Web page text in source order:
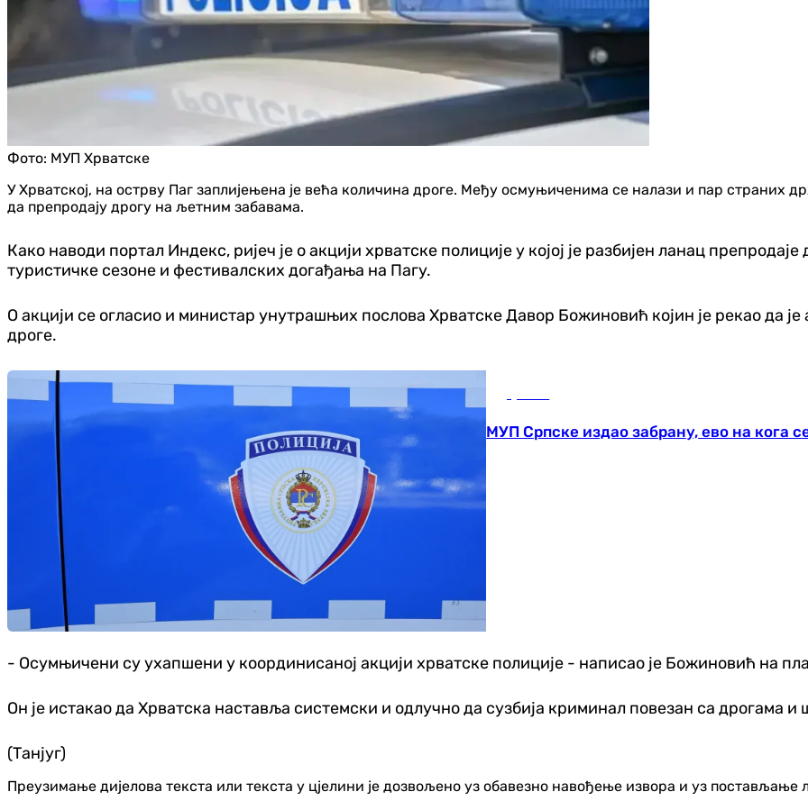
Фото: МУП Хрватске
У Хрватској, на острву Паг заплијењена је већа количина дроге. Међу осмуњиченима се налази и пар
да препродају дрогу на љетним забавама.
Како наводи портал Индекс, ријеч је о акцији хрватске полиције у којој је разбијен ланац
туристичке сезоне и фестивалских догађања на Пагу.
О акцији се огласио и министар унутрашњих послова Хрватске Давор Божиновић којин је рекао да је
дроге.
МУП Српске издао забрану, ево на кога
- Осумњичени су ухапшени у координисаној акцији хрватске полиције - написао је Божиновић на
Он је истакао да Хрватска наставља системски и одлучно да сузбија криминал повезан са дрогама и
(Танјуг)
Преузимање дијелова текста или текста у цјелини је дозвољено уз обавезно навођење извора и уз